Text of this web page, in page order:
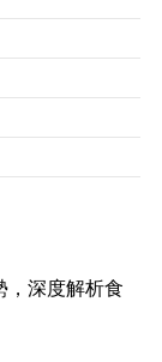
，深度解析食